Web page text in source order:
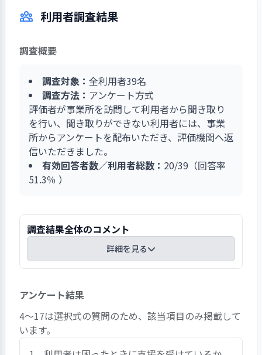
理する場面もあり、利用者の生き生きした表情は
安心した居場所作りにもつながっています。
ことで、利用者の様子を注意深く観察することが
す。体調不良で休みが続く状況であっても情報の
収集は怠りません。また、発作を起こし救急搬送
きるようにしています。既往歴や薬の情報など最
新のものが提供できるように書面として作成し、
万が一に備えており、利用者の安心と事業所とし
ての安全の現れでもあります。
利用者調査結果
調査概要
調査対象： 全利用者39名
調査方法： アンケート方式
評価者が事業所を訪問して利用者から聞き取り
を行い、聞き取りができない利用者には、事業
所からアンケートを配布いただき、評価機関へ返
信いただきました。
有効回答者数／利用者総数： 20/39（回答率
51.3％ ）
調査結果全体のコメント
詳細を見る
「大変満足」と回答した方が8名、「満足」と回
答した方が9名、「どちらともいえない」と回答
した方が2名、「無回答」の方が1名でした。「大
変満足」「満足」と回答した方が全体の85％とな
アンケート結果
4～17は選択式の質問のため、該当項目のみ掲載して
います。